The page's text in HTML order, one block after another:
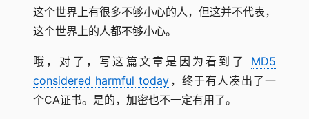
这个世界上有很多不够小心的人，但这并不代表，
这个世界上的人都不够小心。
哦，对了，写这篇文章是因为看到了 MD5
considered harmful today ，终于有人凑出了一
个CA证书。是的，加密也不一定有用了。